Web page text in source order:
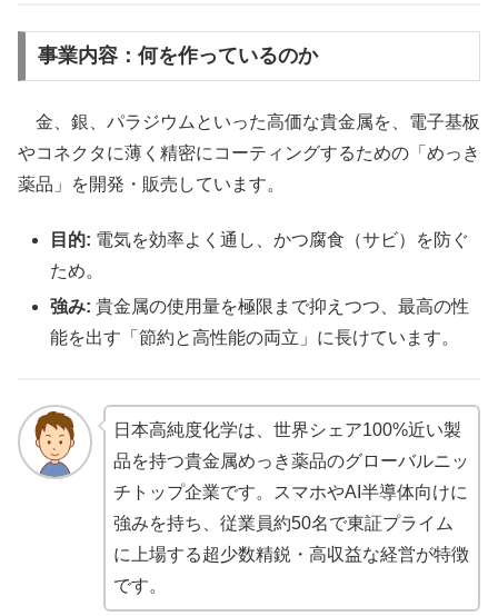
事業内容：何を作っているのか
金、銀、パラジウムといった高価な貴金属を、電子基板
やコネクタに薄く精密にコーティングするための「めっき
薬品」を開発・販売しています。
目的: 電気を効率よく通し、かつ腐食（サビ）を防ぐ
ため。
強み: 貴金属の使用量を極限まで抑えつつ、最高の性
能を出す「節約と高性能の両立」に長けています。
日本高純度化学は、世界シェア100%近い製
品を持つ貴金属めっき薬品のグローバルニッ
チトップ企業です。スマホやAI半導体向けに
強みを持ち、従業員約50名で東証プライム
に上場する超少数精鋭・高収益な経営が特徴
です。